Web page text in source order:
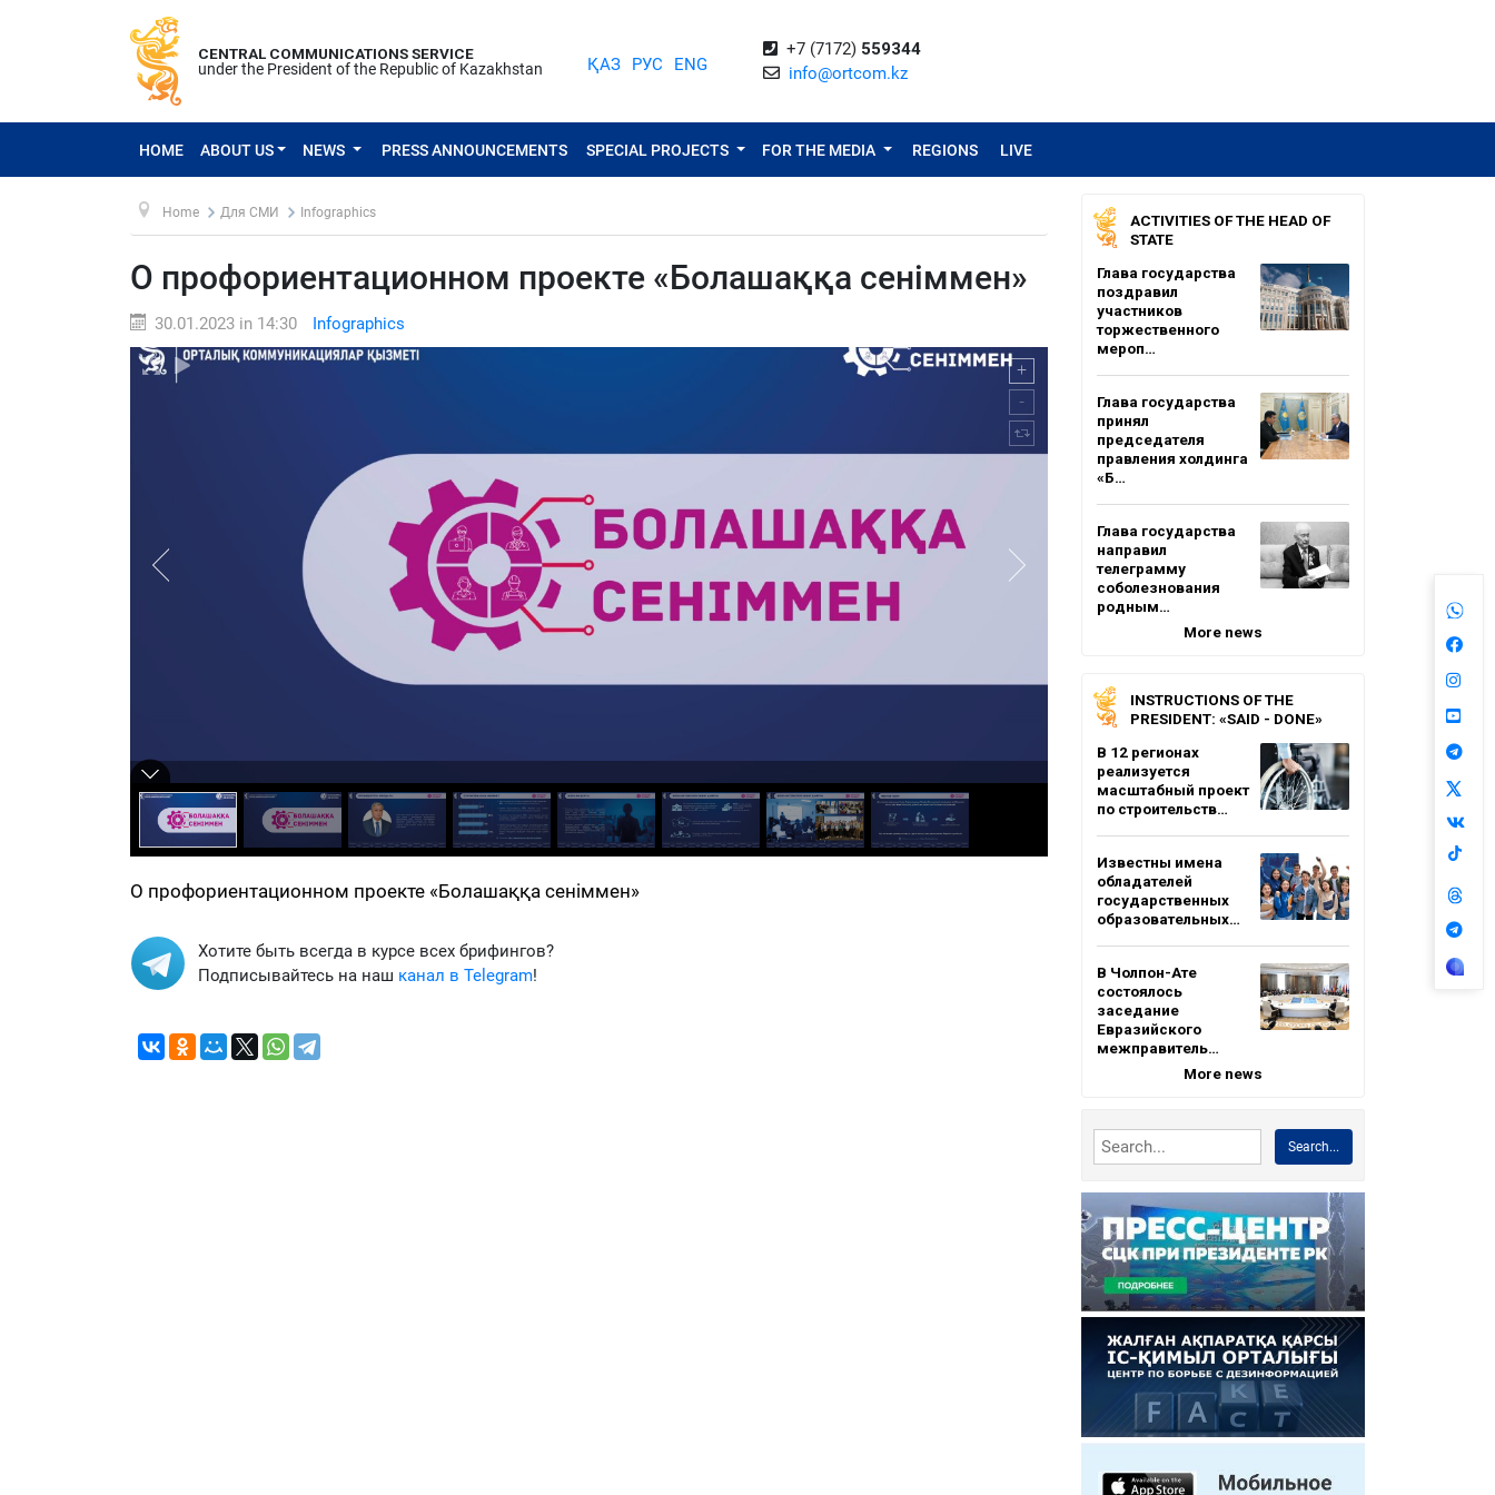
CENTRAL COMMUNICATIONS SERVICE
under the President of the Republic of Kazakhstan
ҚАЗ РУС ENG
+7 (7172) 559344
info@ortcom.kz
HOME ABOUT US NEWS PRESS ANNOUNCEMENTS SPECIAL PROJECTS FOR THE MEDIA REGIONS LIVE
Home Для СМИ Infographics
О профориентационном проекте «Болашаққа сеніммен»
30.01.2023 in 14:30 Infographics
О профориентационном проекте «Болашаққа сеніммен»
Хотите быть всегда в курсе всех брифингов?
Подписывайтесь на наш канал в Telegram!
ACTIVITIES OF THE HEAD OF
STATE
Глава государства
поздравил
участников
торжественного
мероп…
Глава государства
принял
председателя
правления холдинга
«Б…
Глава государства
направил
телеграмму
соболезнования
родным…
More news
INSTRUCTIONS OF THE
PRESIDENT: «SAID - DONE»
В 12 регионах
реализуется
масштабный проект
по строительств…
Известны имена
обладателей
государственных
образовательных…
В Чолпон-Ате
состоялось
заседание
Евразийского
межправитель…
More news
Search...